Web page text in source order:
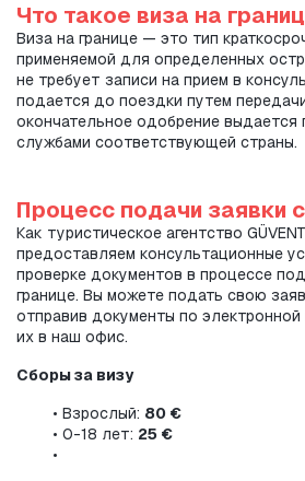
Что такое виза на
Виза на границе — это тип
применяемой для определенных
не требует записи на прием в
подается до поездки путем
окончательное одобрение выдается
службами соответствующей страны.
Процесс подачи заявки с
Как туристическое агентство
предоставляем консультационные
проверке документов в процессе
границе. Вы можете подать свою
отправив документы по
их в наш офис.
Сборы за визу
Взрослый: 80 €
0-18 лет: 25 €